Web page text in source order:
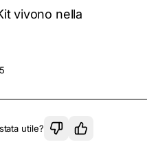
vivono nella
utile?